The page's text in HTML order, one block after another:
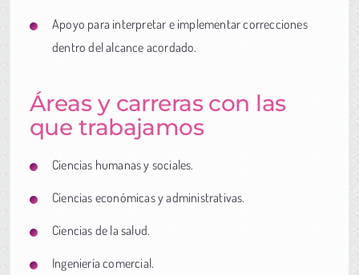
Apoyo para interpretar e implementar correcciones
dentro del alcance acordado.
Áreas y carreras con las
que trabajamos
Ciencias humanas y sociales.
Ciencias económicas y administrativas.
Ciencias de la salud.
Ingeniería comercial.